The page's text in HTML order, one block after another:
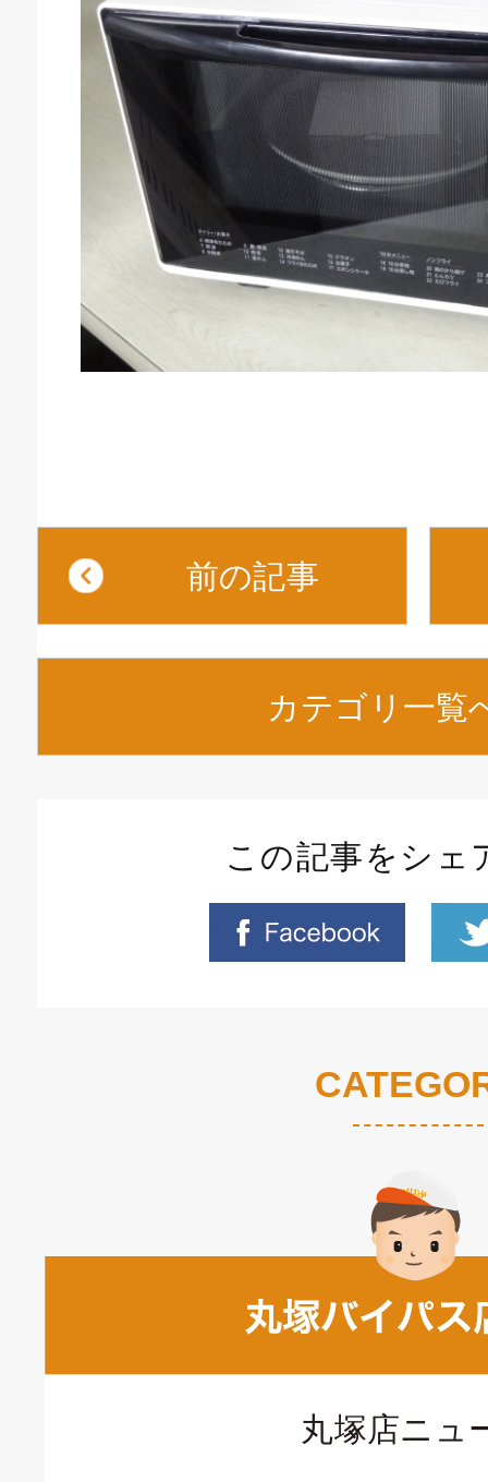
前の記事
カテゴリ一覧
この記事をシェ
丸塚店ニュ
生活館 豊橋東脇本店